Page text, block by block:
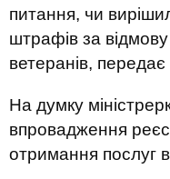
питання, чи
штрафів за
ветеранів, передає
На думку
впровадження
отримання послуг